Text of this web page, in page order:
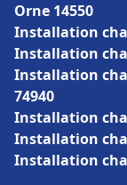
Orne 14550
Installation
Installation
Installation
74940
Installation
Installation
Installation